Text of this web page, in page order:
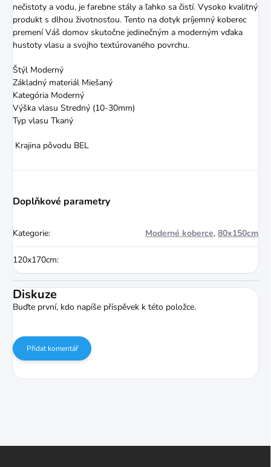
nečistoty a vodu, je farebne stály a ľahko sa čistí. Vysoko kvalitný
produkt s dlhou životnosťou. Tento na dotyk príjemný koberec
premení Váš domov skutočne jedinečným a moderným vďaka
hustoty vlasu a svojho textúrovaného povrchu.
Štýl Moderný
Základný materiál Miešaný
Kategória Moderný
Výška vlasu Stredný (10-30mm)
Typ vlasu Tkaný
Krajina pôvodu BEL
Doplňkové parametry
Kategorie: Moderné koberce, 80x150cm
120x170cm:
Diskuze
Buďte první, kdo napíše příspěvek k této položce.
Přidat komentář
Z